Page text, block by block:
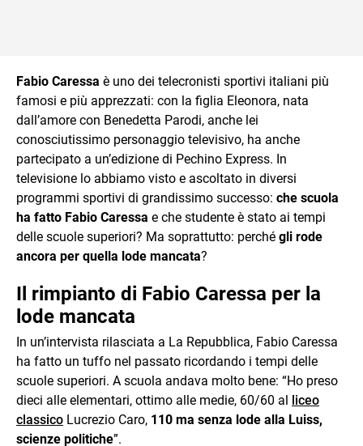
Fabio Caressa è uno dei telecronisti sportivi italiani più
famosi e più apprezzati: con la figlia Eleonora, nata
dall’amore con Benedetta Parodi, anche lei
conosciutissimo personaggio televisivo, ha anche
partecipato a un’edizione di Pechino Express. In
televisione lo abbiamo visto e ascoltato in diversi
programmi sportivi di grandissimo successo: che scuola
ha fatto Fabio Caressa e che studente è stato ai tempi
delle scuole superiori? Ma soprattutto: perché gli rode
ancora per quella lode mancata?
Il rimpianto di Fabio Caressa per la
lode mancata
In un’intervista rilasciata a La Repubblica, Fabio Caressa
ha fatto un tuffo nel passato ricordando i tempi delle
scuole superiori. A scuola andava molto bene: “Ho preso
dieci alle elementari, ottimo alle medie, 60/60 al liceo
classico Lucrezio Caro, 110 ma senza lode alla Luiss,
scienze politiche”.